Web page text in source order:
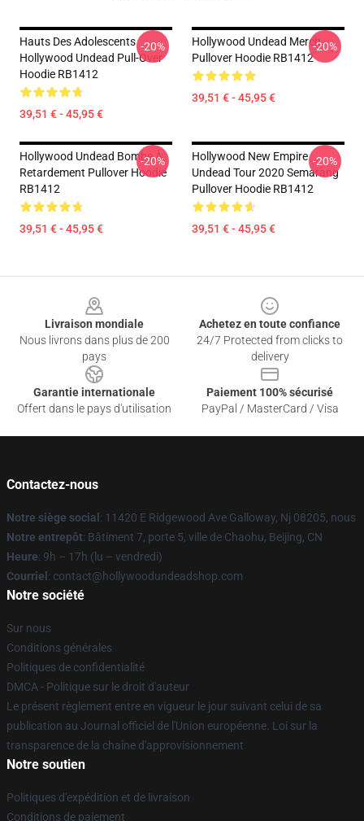
Hauts Des Adolescents
Hollywood Undead Pull-Over
Hoodie RB1412
39,51 € - 45,95 €
-20%
Hollywood Undead Merch
Pullover Hoodie RB1412
39,51 € - 45,95 €
-20%
Hollywood Undead Bombe À
Retardement Pullover Hoodie
RB1412
39,51 € - 45,95 €
-20%
Hollywood New Empire
Undead Tour 2020 Semarang
Pullover Hoodie RB1412
39,51 € - 45,95 €
-20%
Livraison mondiale
Nous livrons dans plus de 200
pays
Achetez en toute confiance
24/7 Protected from clicks to
delivery
Garantie internationale
Offert dans le pays d'utilisation
Paiement 100% sécurisé
PayPal / MasterCard / Visa
Contactez-nous
Notre siège social : 11420 E Ridgewood Ave Galloway, Nj 08205, nous
Notre entrepôt: Bâtiment 7, porte 5, ville de Chaohu, Beijing, CN
Heure: 9h – 17h (lu – vendredi)
Courriel : contact@hollywoodundeadshop.com
Notre société
Sur nous
Conditions générales
Politiques de confidentialité
DMCA - Politique sur le droit d'auteur
Le présent règlement entre en vigueur le jour suivant celui de sa
publication au Journal officiel de l'Union européenne. Loi sur la
transparence de la chaîne d'approvisionnement
Notre soutien
Politiques d'expédition et de livraison
Conditions de paiement